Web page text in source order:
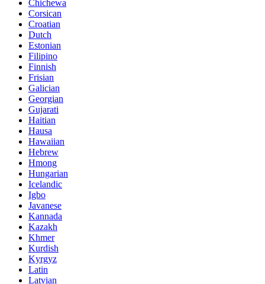
Chichewa
Corsican
Croatian
Dutch
Estonian
Filipino
Finnish
Frisian
Galician
Georgian
Gujarati
Haitian
Hausa
Hawaiian
Hebrew
Hmong
Hungarian
Icelandic
Igbo
Javanese
Kannada
Kazakh
Khmer
Kurdish
Kyrgyz
Latin
Latvian